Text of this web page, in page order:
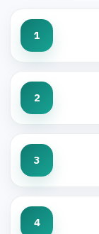
1
2
3
4